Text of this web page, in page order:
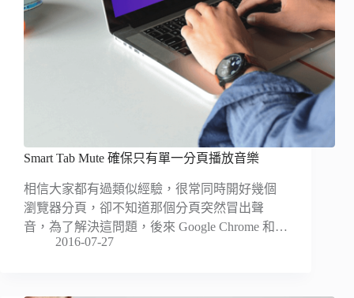
Smart Tab Mute 確保只有單一分頁播放音樂
相信大家都有過類似經驗，很常同時開好幾個
瀏覽器分頁，卻不知道那個分頁突然冒出聲
音，為了解決這問題，後來 Google Chrome 和…
2016-07-27